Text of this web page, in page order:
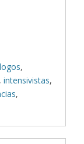
,
,intensivistas,
,